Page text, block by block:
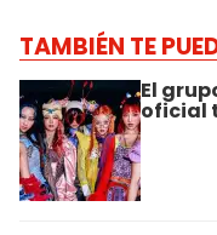
TAMBIÉN TE
El
oficial